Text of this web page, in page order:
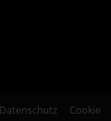
Datenschutz
Cookie